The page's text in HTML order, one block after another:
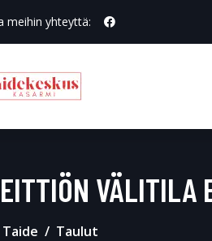
meihin yhteyttä:
VÄLITILA
Taide Taulut